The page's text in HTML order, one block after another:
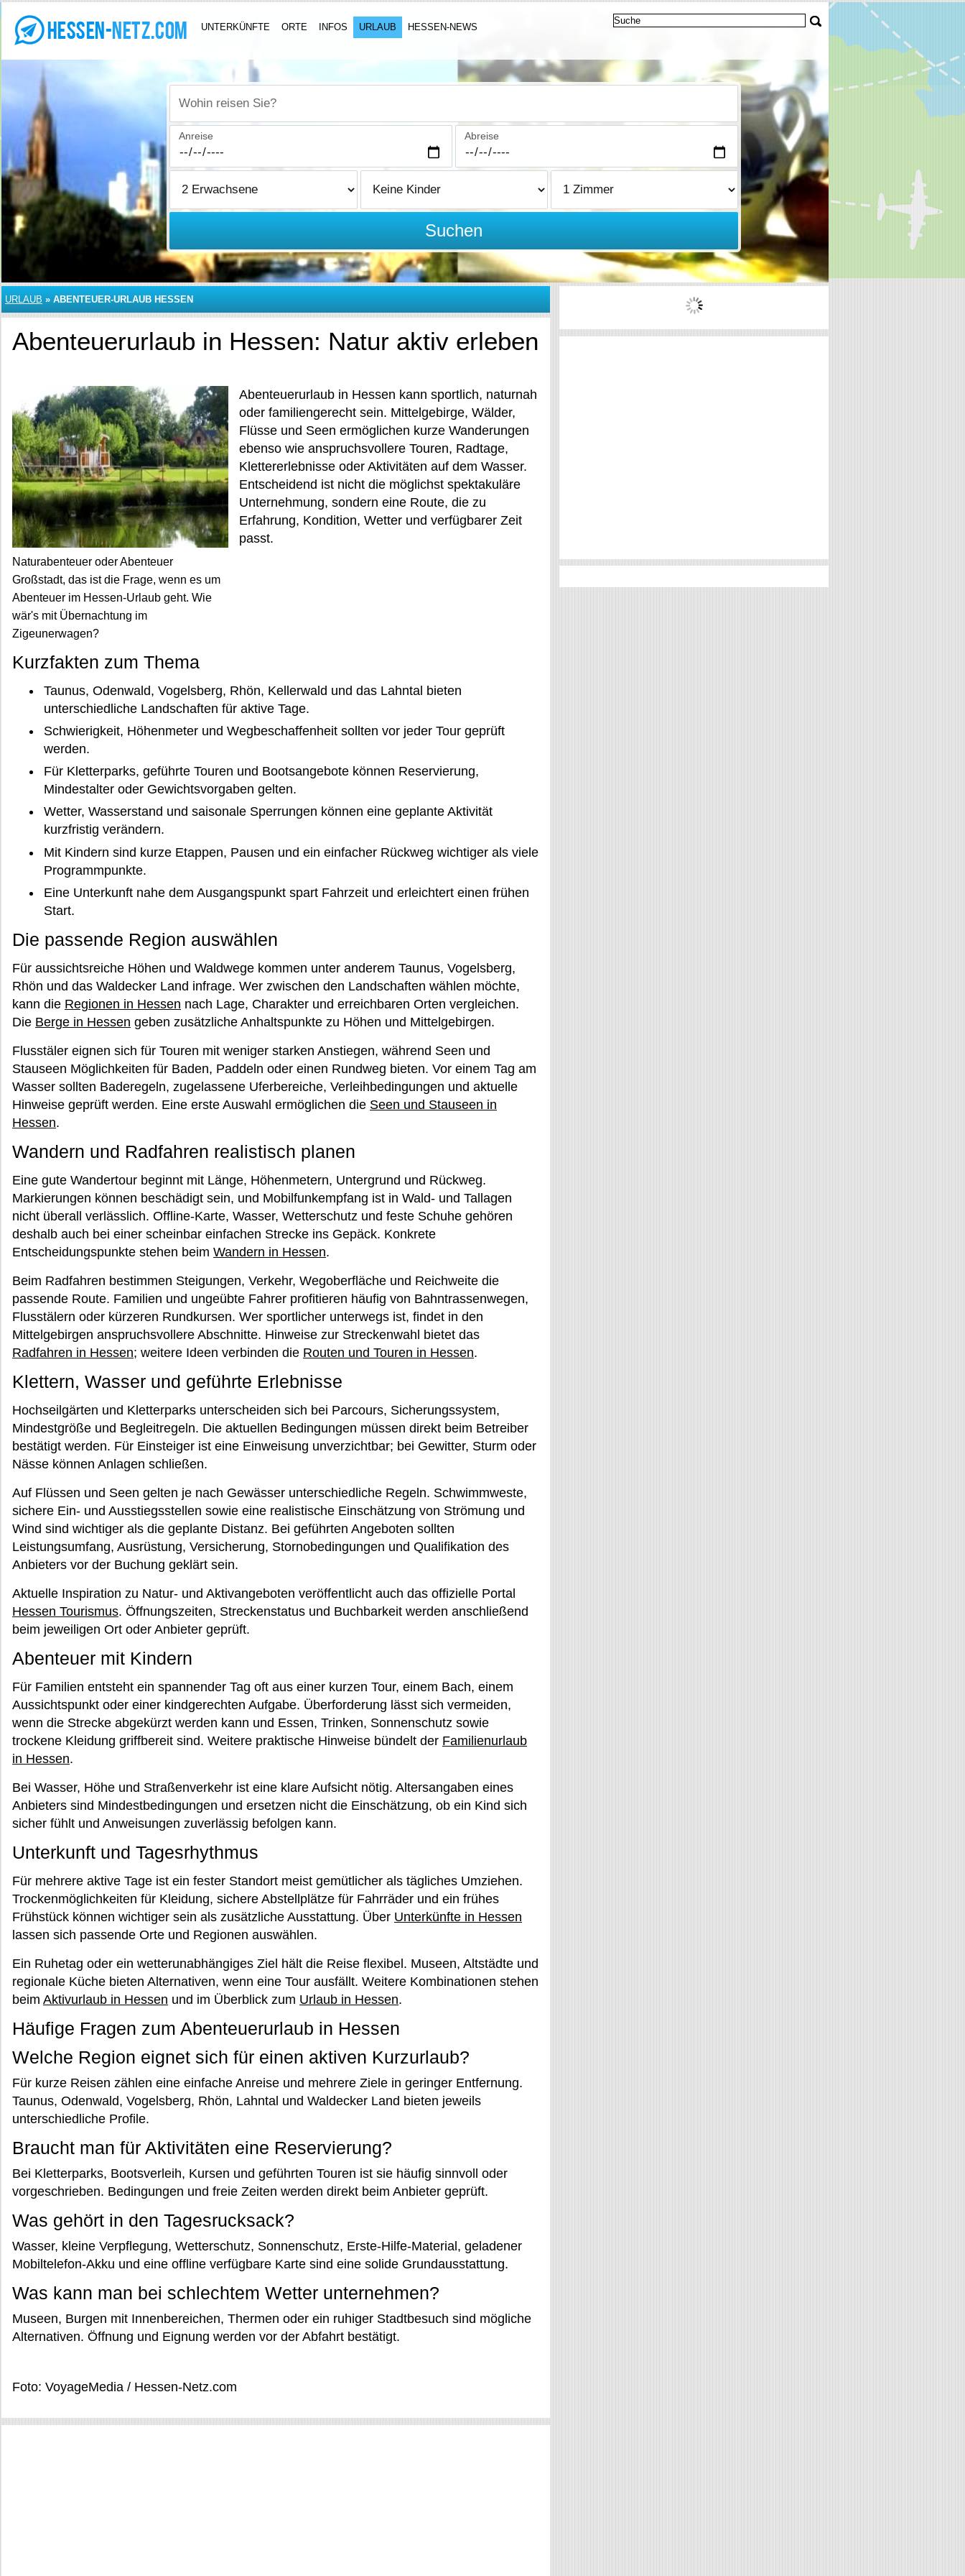
UNTERKÜNFTE ORTE INFOS URLAUB HESSEN-NEWS
Wohin reisen Sie?
Anreise Abreise
Suchen
URLAUB » ABENTEUER-URLAUB HESSEN
Abenteuerurlaub in Hessen: Natur aktiv erleben
Naturabenteuer oder Abenteuer
Großstadt, das ist die Frage, wenn es um
Abenteuer im Hessen-Urlaub geht. Wie
wär's mit Übernachtung im
Zigeunerwagen?
Abenteuerurlaub in Hessen kann sportlich, naturnah
oder familiengerecht sein. Mittelgebirge, Wälder,
Flüsse und Seen ermöglichen kurze Wanderungen
ebenso wie anspruchsvollere Touren, Radtage,
Klettererlebnisse oder Aktivitäten auf dem Wasser.
Entscheidend ist nicht die möglichst spektakuläre
Unternehmung, sondern eine Route, die zu
Erfahrung, Kondition, Wetter und verfügbarer Zeit
passt.
Kurzfakten zum Thema
Taunus, Odenwald, Vogelsberg, Rhön, Kellerwald und das Lahntal bieten
unterschiedliche Landschaften für aktive Tage.
Schwierigkeit, Höhenmeter und Wegbeschaffenheit sollten vor jeder Tour geprüft
werden.
Für Kletterparks, geführte Touren und Bootsangebote können Reservierung,
Mindestalter oder Gewichtsvorgaben gelten.
Wetter, Wasserstand und saisonale Sperrungen können eine geplante Aktivität
kurzfristig verändern.
Mit Kindern sind kurze Etappen, Pausen und ein einfacher Rückweg wichtiger als viele
Programmpunkte.
Eine Unterkunft nahe dem Ausgangspunkt spart Fahrzeit und erleichtert einen frühen
Start.
Die passende Region auswählen
Für aussichtsreiche Höhen und Waldwege kommen unter anderem Taunus, Vogelsberg,
Rhön und das Waldecker Land infrage. Wer zwischen den Landschaften wählen möchte,
kann die Regionen in Hessen nach Lage, Charakter und erreichbaren Orten vergleichen.
Die Berge in Hessen geben zusätzliche Anhaltspunkte zu Höhen und Mittelgebirgen.
Flusstäler eignen sich für Touren mit weniger starken Anstiegen, während Seen und
Stauseen Möglichkeiten für Baden, Paddeln oder einen Rundweg bieten. Vor einem Tag am
Wasser sollten Baderegeln, zugelassene Uferbereiche, Verleihbedingungen und aktuelle
Hinweise geprüft werden. Eine erste Auswahl ermöglichen die Seen und Stauseen in
Hessen.
Wandern und Radfahren realistisch planen
Eine gute Wandertour beginnt mit Länge, Höhenmetern, Untergrund und Rückweg.
Markierungen können beschädigt sein, und Mobilfunkempfang ist in Wald- und Tallagen
nicht überall verlässlich. Offline-Karte, Wasser, Wetterschutz und feste Schuhe gehören
deshalb auch bei einer scheinbar einfachen Strecke ins Gepäck. Konkrete
Entscheidungspunkte stehen beim Wandern in Hessen.
Beim Radfahren bestimmen Steigungen, Verkehr, Wegoberfläche und Reichweite die
passende Route. Familien und ungeübte Fahrer profitieren häufig von Bahntrassenwegen,
Flusstälern oder kürzeren Rundkursen. Wer sportlicher unterwegs ist, findet in den
Mittelgebirgen anspruchsvollere Abschnitte. Hinweise zur Streckenwahl bietet das
Radfahren in Hessen; weitere Ideen verbinden die Routen und Touren in Hessen.
Klettern, Wasser und geführte Erlebnisse
Hochseilgärten und Kletterparks unterscheiden sich bei Parcours, Sicherungssystem,
Mindestgröße und Begleitregeln. Die aktuellen Bedingungen müssen direkt beim Betreiber
bestätigt werden. Für Einsteiger ist eine Einweisung unverzichtbar; bei Gewitter, Sturm oder
Nässe können Anlagen schließen.
Auf Flüssen und Seen gelten je nach Gewässer unterschiedliche Regeln. Schwimmweste,
sichere Ein- und Ausstiegsstellen sowie eine realistische Einschätzung von Strömung und
Wind sind wichtiger als die geplante Distanz. Bei geführten Angeboten sollten
Leistungsumfang, Ausrüstung, Versicherung, Stornobedingungen und Qualifikation des
Anbieters vor der Buchung geklärt sein.
Aktuelle Inspiration zu Natur- und Aktivangeboten veröffentlicht auch das offizielle Portal
Hessen Tourismus. Öffnungszeiten, Streckenstatus und Buchbarkeit werden anschließend
beim jeweiligen Ort oder Anbieter geprüft.
Abenteuer mit Kindern
Für Familien entsteht ein spannender Tag oft aus einer kurzen Tour, einem Bach, einem
Aussichtspunkt oder einer kindgerechten Aufgabe. Überforderung lässt sich vermeiden,
wenn die Strecke abgekürzt werden kann und Essen, Trinken, Sonnenschutz sowie
trockene Kleidung griffbereit sind. Weitere praktische Hinweise bündelt der Familienurlaub
in Hessen.
Bei Wasser, Höhe und Straßenverkehr ist eine klare Aufsicht nötig. Altersangaben eines
Anbieters sind Mindestbedingungen und ersetzen nicht die Einschätzung, ob ein Kind sich
sicher fühlt und Anweisungen zuverlässig befolgen kann.
Unterkunft und Tagesrhythmus
Für mehrere aktive Tage ist ein fester Standort meist gemütlicher als tägliches Umziehen.
Trockenmöglichkeiten für Kleidung, sichere Abstellplätze für Fahrräder und ein frühes
Frühstück können wichtiger sein als zusätzliche Ausstattung. Über Unterkünfte in Hessen
lassen sich passende Orte und Regionen auswählen.
Ein Ruhetag oder ein wetterunabhängiges Ziel hält die Reise flexibel. Museen, Altstädte und
regionale Küche bieten Alternativen, wenn eine Tour ausfällt. Weitere Kombinationen stehen
beim Aktivurlaub in Hessen und im Überblick zum Urlaub in Hessen.
Häufige Fragen zum Abenteuerurlaub in Hessen
Welche Region eignet sich für einen aktiven Kurzurlaub?
Für kurze Reisen zählen eine einfache Anreise und mehrere Ziele in geringer Entfernung.
Taunus, Odenwald, Vogelsberg, Rhön, Lahntal und Waldecker Land bieten jeweils
unterschiedliche Profile.
Braucht man für Aktivitäten eine Reservierung?
Bei Kletterparks, Bootsverleih, Kursen und geführten Touren ist sie häufig sinnvoll oder
vorgeschrieben. Bedingungen und freie Zeiten werden direkt beim Anbieter geprüft.
Was gehört in den Tagesrucksack?
Wasser, kleine Verpflegung, Wetterschutz, Sonnenschutz, Erste-Hilfe-Material, geladener
Mobiltelefon-Akku und eine offline verfügbare Karte sind eine solide Grundausstattung.
Was kann man bei schlechtem Wetter unternehmen?
Museen, Burgen mit Innenbereichen, Thermen oder ein ruhiger Stadtbesuch sind mögliche
Alternativen. Öffnung und Eignung werden vor der Abfahrt bestätigt.
Foto: VoyageMedia / Hessen-Netz.com